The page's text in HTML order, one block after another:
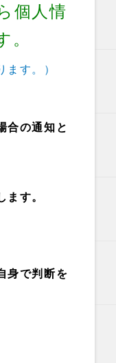
個人情
。
ます。）
合の通知と
ます。
身で判断を